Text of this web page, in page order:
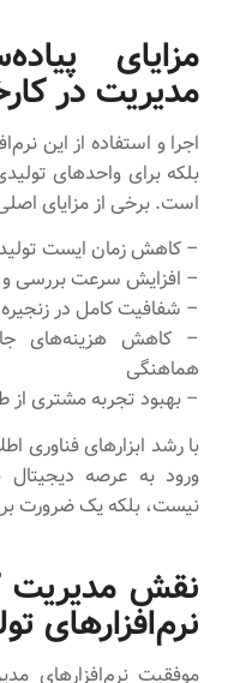
مزایای
مدیریت در
اجرا و استفاده از این
بلکه برای واحدهای
است. برخی از مزایای
– کاهش زمان ایست
– افزایش سرعت بررسی
– شفافیت کامل در
– کاهش هزینه‌های
هماهنگی
– بهبود تجربه مشتری از
با رشد ابزارهای فناوری
ورود به عرصه دیجیتال
نیست، بلکه یک ضرورت
نقش مدیریت
نرم‌افزارهای
موفقیت نرم‌افزارهای